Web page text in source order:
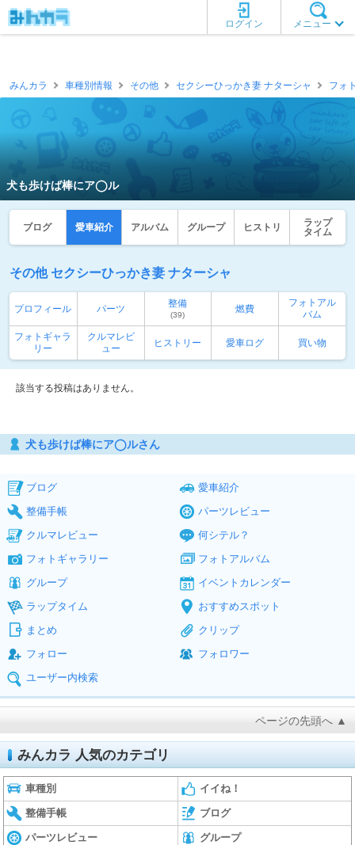
メニュー
ログイン
みんカラ 車種別情報 その他 セクシーひっかき妻 ナターシャ フォ
犬も歩けば棒にア◯ル
ブログ 愛車紹介 アルバム グループ ヒストリ
ラップ
タイム
その他 セクシーひっかき妻 ナターシャ
プロフィール パーツ 整備
(39)
燃費
フォトアル
バム
フォトギャラ
リー
クルマレビ
ュー
ヒストリー 愛車ログ 買い物
該当する投稿はありません。
犬も歩けば棒にア◯ルさん
ブログ
愛車紹介
整備手帳
パーツレビュー
クルマレビュー
何シテル？
フォトギャラリー
フォトアルバム
グループ
イベントカレンダー
ラップタイム
おすすめスポット
まとめ
クリップ
フォロー
フォロワー
ユーザー内検索
ページの先頭へ ▲
みんカラ 人気のカテゴリ
車種別 イイね！
整備手帳 ブログ
パーツレビュー グループ